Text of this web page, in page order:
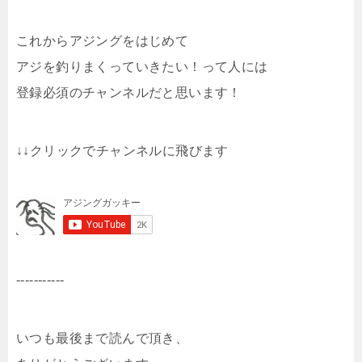
これからアジングをはじめて
アジを釣りまくっていきたい！って人には
登録必須のチャンネルだと思います！
↓↓クリックでチャンネルに飛びます
-----------
いつも最後まで読んで頂き、